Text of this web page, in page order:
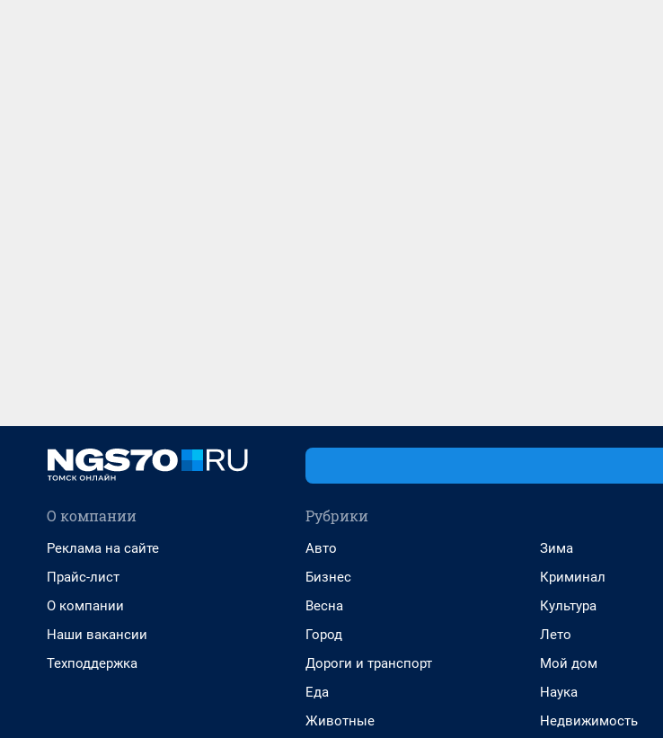
О компании
Реклама на сайте
Прайс-лист
О компании
Наши вакансии
Техподдержка
Рубрики
Авто
Бизнес
Весна
Город
Дороги и транспорт
Еда
Животные
Зима
Криминал
Культура
Лето
Мой дом
Наука
Недвижимость